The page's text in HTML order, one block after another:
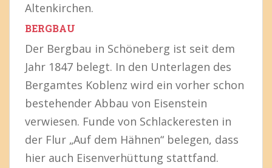
Altenkirchen.
BERGBAU
Der Bergbau in Schöneberg ist seit dem
Jahr 1847 belegt. In den Unterlagen des
Bergamtes Koblenz wird ein vorher schon
bestehender Abbau von Eisenstein
verwiesen. Funde von Schlackeresten in
der Flur „Auf dem Hähnen“ belegen, dass
hier auch Eisenverhüttung stattfand.